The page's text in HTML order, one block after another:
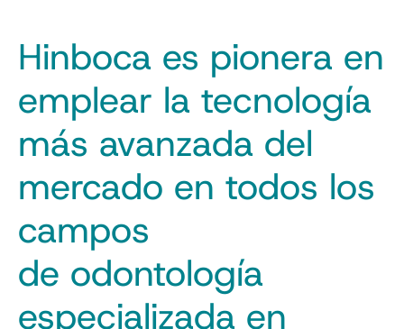
Hinboca es pionera en
emplear la tecnología
más avanzada del
mercado en todos los
campos
de odontología
especializada en